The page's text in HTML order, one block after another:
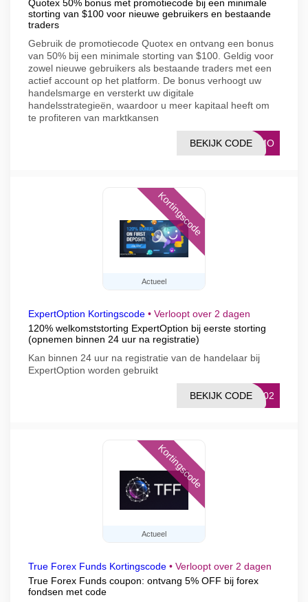
Quotex 50% bonus met promotiecode bij een minimale
storting van $100 voor nieuwe gebruikers en bestaande
traders
Gebruik de promotiecode Quotex en ontvang een bonus
van 50% bij een minimale storting van $100. Geldig voor
zowel nieuwe gebruikers als bestaande traders met een
actief account op het platform. De bonus verhoogt uw
handelsmarge en versterkt uw digitale
handelsstrategieën, waardoor u meer kapitaal heeft om
te profiteren van marktkansen
ROMO
BEKIJK CODE
Actueel
Kortingscode
ExpertOption Kortingscode • Verloopt over 2 dagen
120% welkomststorting ExpertOption bij eerste storting
(opnemen binnen 24 uur na registratie)
Kan binnen 24 uur na registratie van de handelaar bij
ExpertOption worden gebruikt
6002
BEKIJK CODE
Actueel
Kortingscode
True Forex Funds Kortingscode • Verloopt over 2 dagen
True Forex Funds coupon: ontvang 5% OFF bij forex
fondsen met code